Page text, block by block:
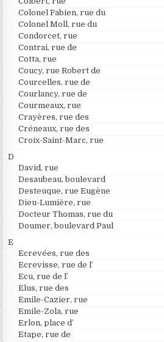
Colonel Fabien, rue du
Colonel Moll, rue du
Condorcet, rue
Contrai, rue de
Cotta, rue
Coucy, rue Robert de
Courcelles, rue de
Courlancy, rue de
Courmeaux, rue
Crayères, rue des
Créneaux, rue des
Croix-Saint-Marc, rue
D
David, rue
Desaubeau, boulevard
Desteuque, rue Eugène
Dieu-Lumière, rue
Docteur Thomas, rue du
Doumer, boulevard Paul
E
Ecrevées, rue des
Ecrevisse, rue de l’
Ecu, rue de l’
Elus, rue des
Emile-Cazier, rue
Emile-Zola, rue
Erlon, place d’
Etape, rue de